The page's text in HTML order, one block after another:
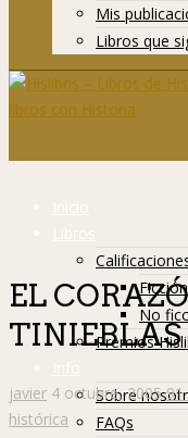
Mis
Libros que
Inicio
Libros
Ficción
No
Premios
Info
Sobre
FAQs
EL
TINIEBLAS
javier 4 octubre, 2005
histórica